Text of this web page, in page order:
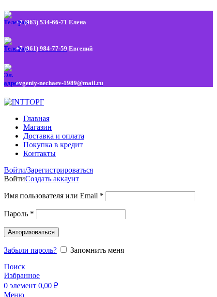
+7 (963) 534-66-71 Елена
+7 (961) 984-77-59 Евгений
evgeniy-nechaev-1989@mail.ru
Главная
Магазин
Доставка и оплата
Покупка в кредит
Контакты
Войти/Зарегистрироваться
ВойтиСоздать аккаунт
Имя пользователя или Email *
Пароль *
Авторизоваться
Забыли пароль?
Запомнить меня
Поиск
Избранное
0 элемент 0,00 ₽
Меню